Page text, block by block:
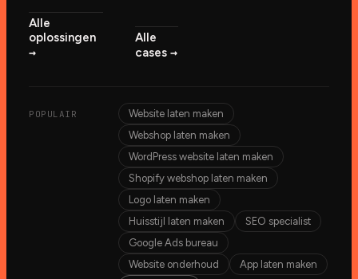
Alle
oplossingen
→︎
Alle
cases →︎
POPULAIR
Website laten maken
Webshop laten maken
WordPress website laten maken
Shopify webshop laten maken
Logo laten maken
Huisstijl laten maken
SEO specialist
Google Ads bureau
Website onderhoud
App laten maken